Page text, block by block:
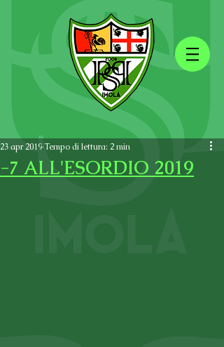
-7 ALL'ESORDIO 2019
23 apr 2019Tempo di lettura: 2 min